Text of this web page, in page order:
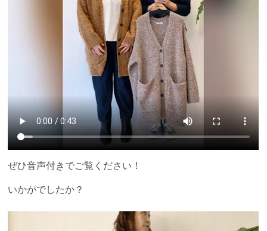
ぜひ音声付きでご覧ください！
いかがでしたか？